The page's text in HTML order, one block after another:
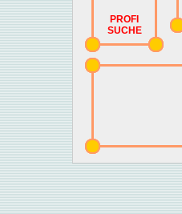
PROFI
SUCHE